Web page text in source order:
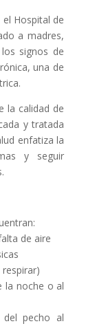
el Hospital de
a madres,
signos de
una de
la calidad de
y tratada
enfatiza la
y seguir
de aire
respirar)
la noche o al
del pecho al